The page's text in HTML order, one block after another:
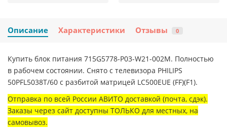
Описание Характеристики Отзывы 0
Купить блок питания 715G5778-P03-W21-002M. Полностью
в рабочем состоянии. Снято с телевизора PHILIPS
50PFL5038T/60 с разбитой матрицей LC500EUE (FF)(F1).
Отправка по всей России АВИТО доставкой (почта, сдэк).
Заказы через сайт доступны ТОЛЬКО для местных, на
самовывоз.